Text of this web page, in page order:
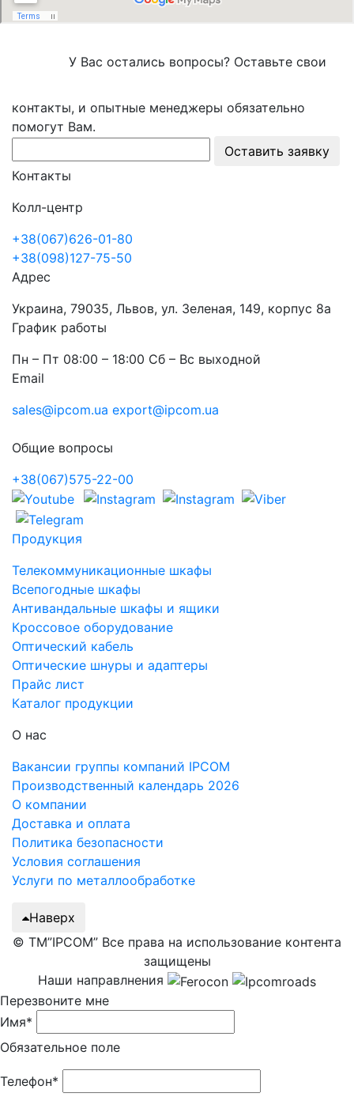
У Вас остались вопросы? Оставьте свои
контакты, и опытные менеджеры обязательно
помогут Вам.
Оставить заявку
Контакты
Колл-центр
+38(067)626-01-80
+38(098)127-75-50
Адрес
Украина, 79035, Львов, ул. Зеленая, 149, корпус 8а
График работы
Пн – Пт 08:00 – 18:00 Сб – Вс выходной
Email
sales@ipcom.ua export@ipcom.ua
Общие вопросы
+38(067)575-22-00
Продукция
Телекоммуникационные шкафы
Всепогодные шкафы
Антивандальные шкафы и ящики
Кроссовое оборудование
Оптический кабель
Оптические шнуры и адаптеры
Прайс лист
Каталог продукции
О нас
Вакансии группы компаний IPCOM
Производственный календарь 2026
О компании
Доставка и оплата
Политика безопасности
Условия соглашения
Услуги по металлообработке
Наверх
© ТМ”IPCOM” Все права на использование контента
защищены
Наши направлнения
Перезвоните мне
Имя*
Обязательное поле
Телефон*